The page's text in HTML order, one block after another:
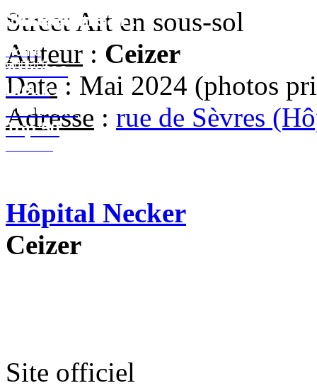
street-heart.com
Contact
Street-Heart
Home
Artistes
Lieux
Festivals
Top 50
Street Art en sous-sol
Auteur : Ceizer
Date: Mai 2024 (photos
Adresse : rue de Sèvres
Hôpital Necker
Ceizer
Site officiel